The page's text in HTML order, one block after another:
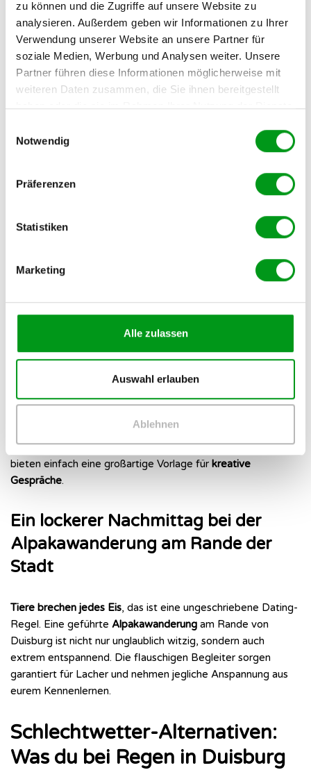
zu können und die Zugriffe auf unsere Website zu
analysieren. Außerdem geben wir Informationen zu Ihrer
Verwendung unserer Website an unsere Partner für
soziale Medien, Werbung und Analysen weiter. Unsere
Partner führen diese Informationen möglicherweise mit
weiteren Daten zusammen, die Sie ihnen bereitgestellt
haben oder die sie im Rahmen Ihrer Nutzung der Dienste
Notwendig
Präferenzen
Statistiken
Marketing
Alle zulassen
Auswahl erlauben
Ablehnen
Blick aufs Wasser sorgt direkt für eine entspannte Stimmung
Bedenke aber, dass die Preise hier oft etwas höher
ausfallen.
Aktiv und kreativ: Gemeinsame
Erlebnisse brechen das Eis
Wer beim ersten Date ungern nur gegenübersitzt, profitiert
zusammen und sorgt dafür, dass ihr direkt
– Die Datingleben-Redaktion
Moderne Kunst und Kultur im
Lehmbruck Museum entdecken
Lehmbruck Museumist ein echtes Highlight für
Kunstinteressierte – und für alle, die es werden wollen. Die
was sich der Künstler dabei gedacht hat. Du musst kein
Kunstexperte sein, um hier Spaß zu haben, denn die Werke
bieten einfach eine großartige Vorlage für kreative
Gespräche.
Ein lockerer Nachmittag bei der
Alpakawanderung am Rande der
Stadt
Tiere brechen jedes Eis, das ist eine ungeschriebene Dating-
Regel. Eine geführte Alpakawanderung am Rande von
Duisburg ist nicht nur unglaublich witzig, sondern auch
extrem entspannend. Die flauschigen Begleiter sorgen
garantiert für Lacher und nehmen jegliche Anspannung aus
eurem Kennenlernen.
Schlechtwetter-Alternativen:
Was du bei Regen in Duisburg